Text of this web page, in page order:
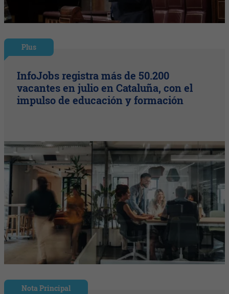
Plus
InfoJobs registra más de 50.200
vacantes en julio en Cataluña, con el
impulso de educación y formación
Nota Principal